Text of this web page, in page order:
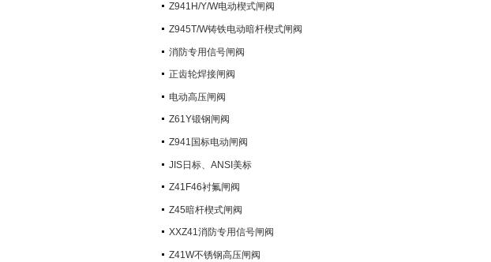
Z941H/Y/W电动楔式闸阀
Z945T/W铸铁电动暗杆楔式闸阀
消防专用信号闸阀
正齿轮焊接闸阀
电动高压闸阀
Z61Y锻钢闸阀
Z941国标电动闸阀
JIS日标、ANSI美标
Z41F46衬氟闸阀
Z45暗杆楔式闸阀
XXZ41消防专用信号闸阀
Z41W不锈钢高压闸阀